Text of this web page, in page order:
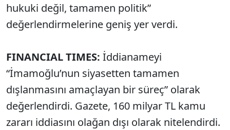
hukuki değil, tamamen politik”
değerlendirmelerine geniş yer verdi.
FINANCIAL TIMES: İddianameyi
“İmamoğlu’nun siyasetten tamamen
dışlanmasını amaçlayan bir süreç” olarak
değerlendirdi. Gazete, 160 milyar TL kamu
zararı iddiasını olağan dışı olarak nitelendirdi.